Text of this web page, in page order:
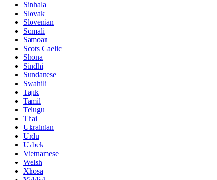
Sinhala
Slovak
Slovenian
Somali
Samoan
Scots Gaelic
Shona
Sindhi
Sundanese
Swahili
Tajik
Tamil
Telugu
Thai
Ukrainian
Urdu
Uzbek
Vietnamese
Welsh
Xhosa